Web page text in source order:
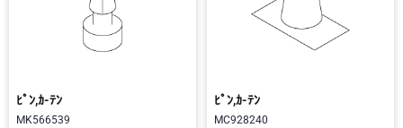
ﾋﾟﾝ,ｶ-ﾃﾝ
MK566539
ﾋﾟﾝ,ｶ-ﾃﾝ
MC928240